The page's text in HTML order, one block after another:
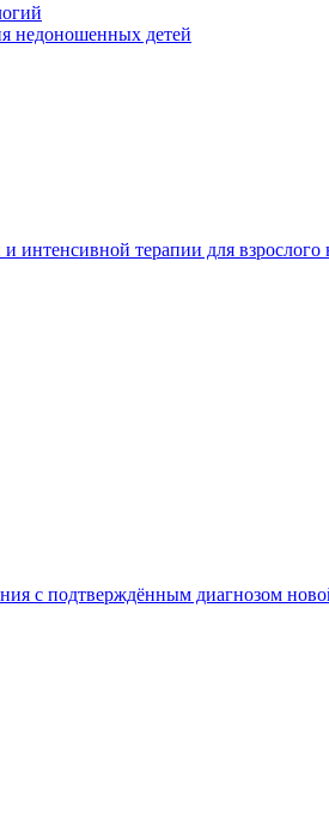
недоношенных детей
терапии для взрослого
с подтверждённым диагнозом